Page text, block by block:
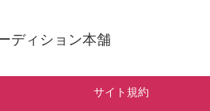
ディション本舗
サイト規約